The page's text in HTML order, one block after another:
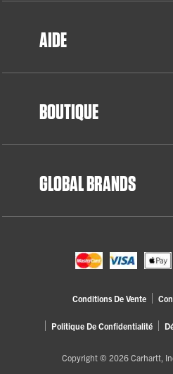
AIDE
BOUTIQUE
GLOBAL BRANDS
Conditions De Vente
Politique De Confidentialité
Copyright © 2026 Carhartt,